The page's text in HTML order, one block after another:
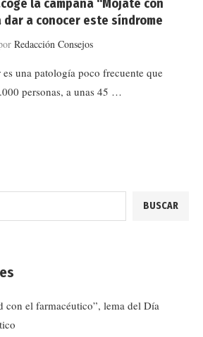
la campaña “Mójate con
dar a conocer este síndrome
Redacción Consejos
una patología poco frecuente que
personas, a unas 45 …
BUSCAR
con el farmacéutico”, lema del Día